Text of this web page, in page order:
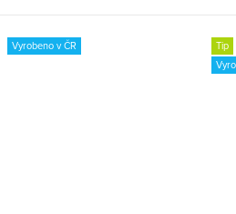
Vyrobeno v ČR
Tip